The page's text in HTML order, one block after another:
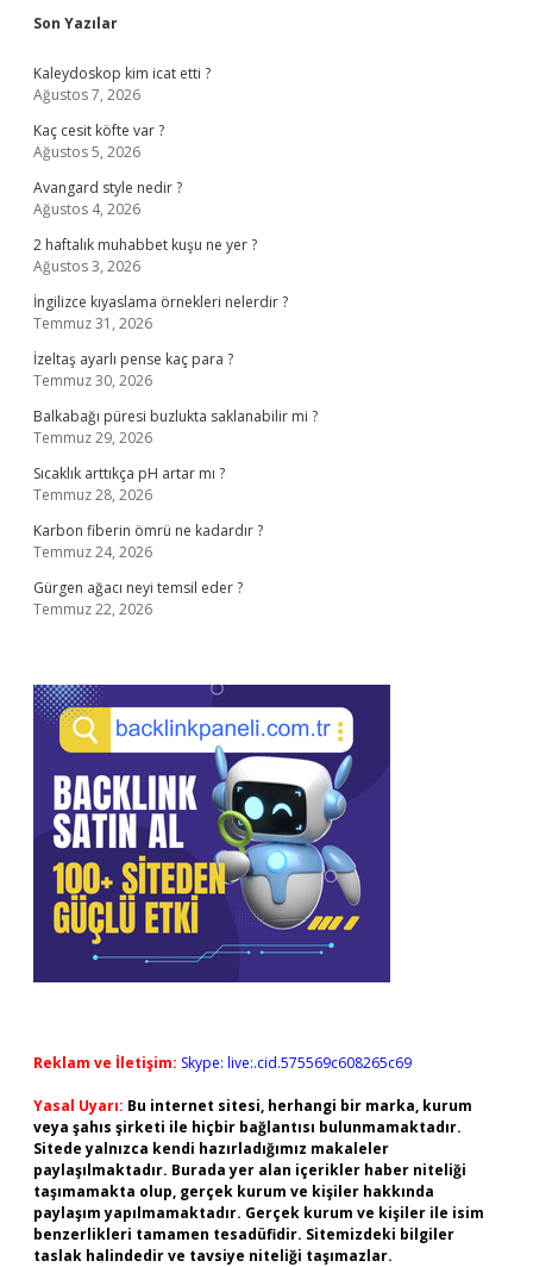
Sidebar
Son Yazılar
Kaleydoskop kim icat etti ?
Ağustos 7, 2026
Kaç cesit köfte var ?
Ağustos 5, 2026
Avangard style nedir ?
Ağustos 4, 2026
2 haftalık muhabbet kuşu ne yer ?
Ağustos 3, 2026
İngilizce kıyaslama örnekleri nelerdir ?
Temmuz 31, 2026
İzeltaş ayarlı pense kaç para ?
Temmuz 30, 2026
Balkabağı püresi buzlukta saklanabilir mi ?
Temmuz 29, 2026
Sıcaklık arttıkça pH artar mı ?
Temmuz 28, 2026
Karbon fiberin ömrü ne kadardır ?
Temmuz 24, 2026
Gürgen ağacı neyi temsil eder ?
Temmuz 22, 2026
Reklam ve İletişim: Skype: live:.cid.575569c608265c69
Yasal Uyarı: Bu internet sitesi, herhangi bir marka, kurum
veya şahıs şirketi ile hiçbir bağlantısı bulunmamaktadır.
Sitede yalnızca kendi hazırladığımız makaleler
paylaşılmaktadır. Burada yer alan içerikler haber niteliği
taşımamakta olup, gerçek kurum ve kişiler hakkında
paylaşım yapılmamaktadır. Gerçek kurum ve kişiler ile isim
benzerlikleri tamamen tesadüfidir. Sitemizdeki bilgiler
taslak halindedir ve tavsiye niteliği taşımazlar.